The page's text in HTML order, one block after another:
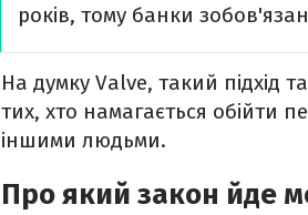
років, тому банки
На думку Valve, такий підхід
тих, хто намагається обійти
іншими людьми.
Про який закон йде